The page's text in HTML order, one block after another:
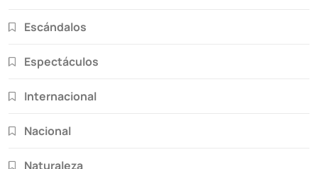
Escándalos
Espectáculos
Internacional
Nacional
Naturaleza